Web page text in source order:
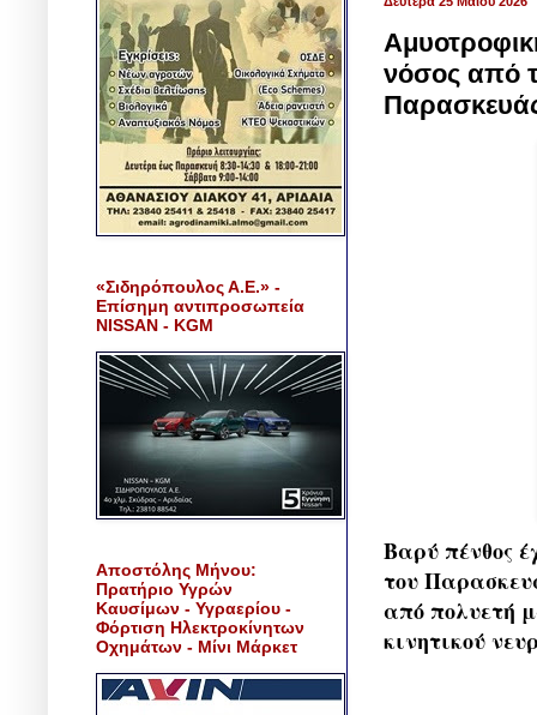
νόσος από
Βαρύ πένθος
του
από πολυετή
κινητικού
«Σιδηρόπουλος Α.Ε.» -
Επίσημη αντιπροσωπεία
NISSAN - KGM
Αποστόλης Μήνου:
Πρατήριο Υγρών
Καυσίμων - Υγραερίου -
Φόρτιση Ηλεκτροκίνητων
Οχημάτων - Μίνι Μάρκετ